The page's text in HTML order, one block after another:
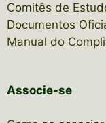
Comitês de
Documentos
Manual do
Associe-se